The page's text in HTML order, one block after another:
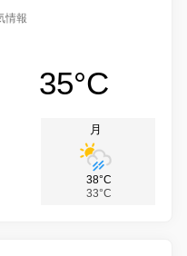
情報
35°C
月
38°C
33°C